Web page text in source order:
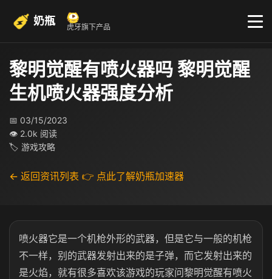
奶瓶 虎牙旗下产品
黎明觉醒有喷火器吗 黎明觉醒
生机喷火器强度分析
📅 03/15/2023
👁 2.0k 阅读
🏷 游戏攻略
← 返回资讯列表 👉 点此了解奶瓶加速器
喷火器它是一个机枪外形的武器，但是它与一般的机枪
不一样，别的武器发射出来的是子弹，而它发射出来的
是火焰，就有很多喜欢该游戏的玩家问黎明觉醒有喷火